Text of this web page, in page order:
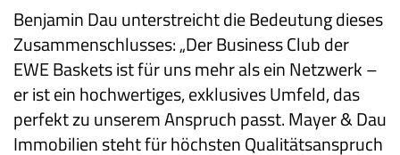
Benjamin Dau unterstreicht die Bedeutung dieses
Zusammenschlusses: „Der Business Club der
EWE Baskets ist für uns mehr als ein Netzwerk –
er ist ein hochwertiges, exklusives Umfeld, das
perfekt zu unserem Anspruch passt. Mayer & Dau
Immobilien steht für höchsten Qualitätsanspruch